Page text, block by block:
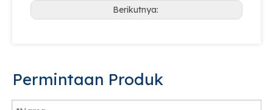
Berikutnya:
Permintaan Produk